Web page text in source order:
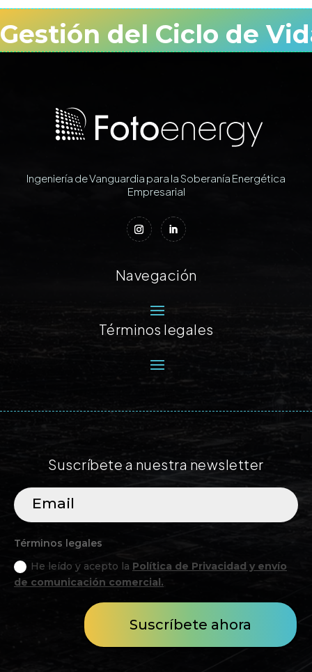
Gestión del Ciclo de
Ingeniería de Vanguardia para la Soberanía Energética
Empresarial
Navegación
Términos legales
Suscríbete a nuestra newsletter
Términos legales
He leído y acepto la Política de Privacidad y envío
de comunicación comercial.
Suscríbete ahora